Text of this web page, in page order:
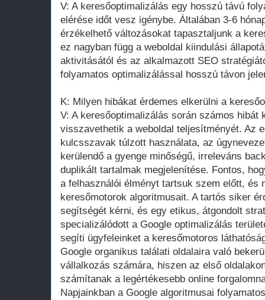
V: A keresőoptimalizálás egy hosszú távú
elérése időt vesz igénybe. Általában 3-6
érzékelhető változásokat tapasztaljunk a
ez nagyban függ a weboldal kiindulási
aktivitásától és az alkalmazott SEO
folyamatos optimalizálással hosszú távon
K: Milyen hibákat érdemes elkerülni a
V: A keresőoptimalizálás során számos hibát
visszavethetik a weboldal teljesítményét. Az
kulcsszavak túlzott használata, az
kerülendő a gyenge minőségű, irreleváns
duplikált tartalmak megjelenítése. Fontos,
a felhasználói élményt tartsuk szem előtt, és
keresőmotorok algoritmusait. A tartós siker
segítségét kérni, és egy etikus, átgondolt
specializálódott a Google optimalizálás
segíti ügyfeleinket a keresőmotoros
Google organikus találati oldalaira való
vállalkozás számára, hiszen az első
számítanak a legértékesebb online
Napjainkban a Google algoritmusai